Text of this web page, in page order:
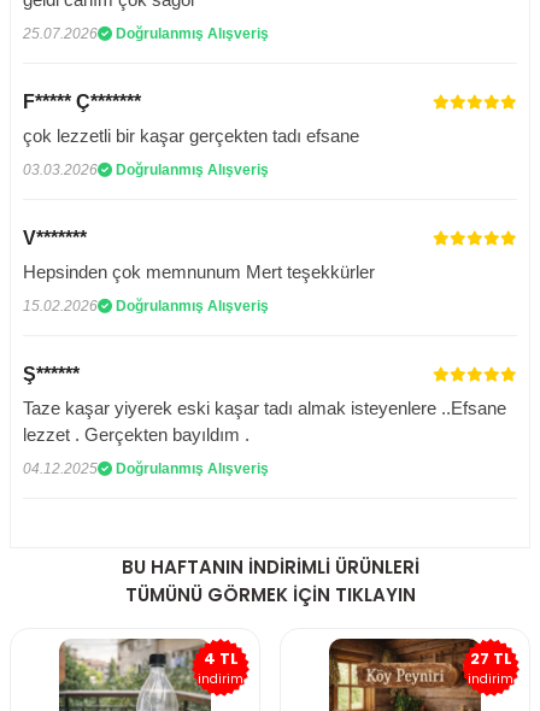
25.07.2026 Doğrulanmış Alışveriş
F***** Ç*******
çok lezzetli bir kaşar gerçekten tadı efsane
03.03.2026 Doğrulanmış Alışveriş
V*******
Hepsinden çok memnunum Mert teşekkürler
15.02.2026 Doğrulanmış Alışveriş
Ş******
Taze kaşar yiyerek eski kaşar tadı almak isteyenlere ..Efsane
lezzet . Gerçekten bayıldım .
04.12.2025 Doğrulanmış Alışveriş
BU HAFTANIN İNDİRİMLİ ÜRÜNLERİ
TÜMÜNÜ GÖRMEK İÇİN TIKLAYIN
4 TL
indirim
27 TL
indirim